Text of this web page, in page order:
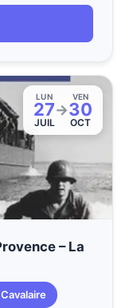
LUN
27
JUIL
→
VEN
30
OCT
– La
Cavalaire